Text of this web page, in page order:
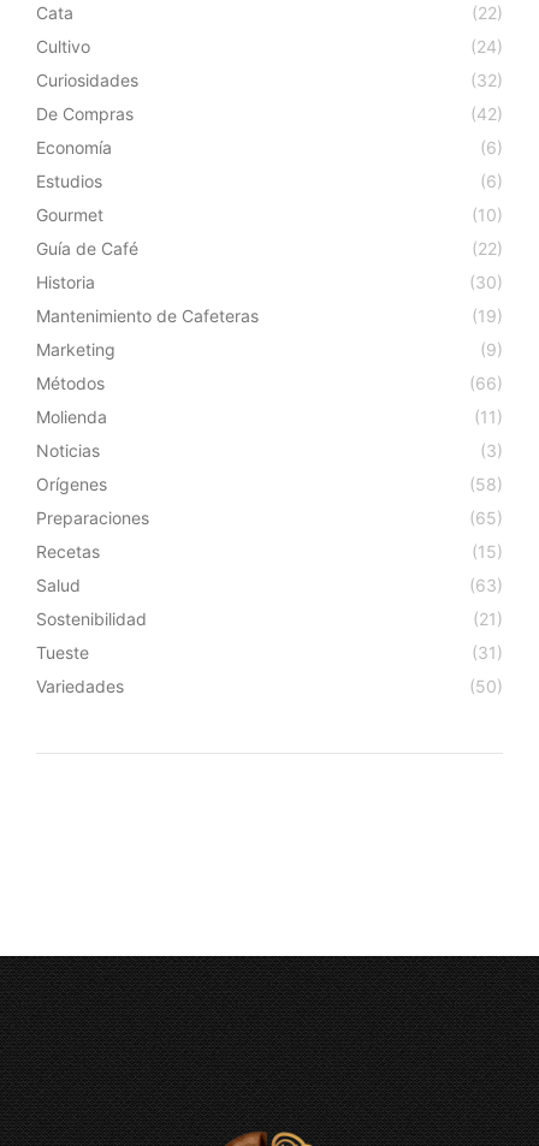
Cata
(22)
Cultivo
(24)
Curiosidades
(32)
De Compras
(42)
Economía
(6)
Estudios
(6)
Gourmet
(10)
Guía de Café
(22)
Historia
(30)
Mantenimiento de Cafeteras
(19)
Marketing
(9)
Métodos
(66)
Molienda
(11)
Noticias
(3)
Orígenes
(58)
Preparaciones
(65)
Recetas
(15)
Salud
(63)
Sostenibilidad
(21)
Tueste
(31)
Variedades
(50)